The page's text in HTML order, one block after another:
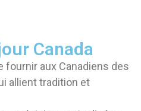
Canada
fournir aux Canadiens des
allient tradition et